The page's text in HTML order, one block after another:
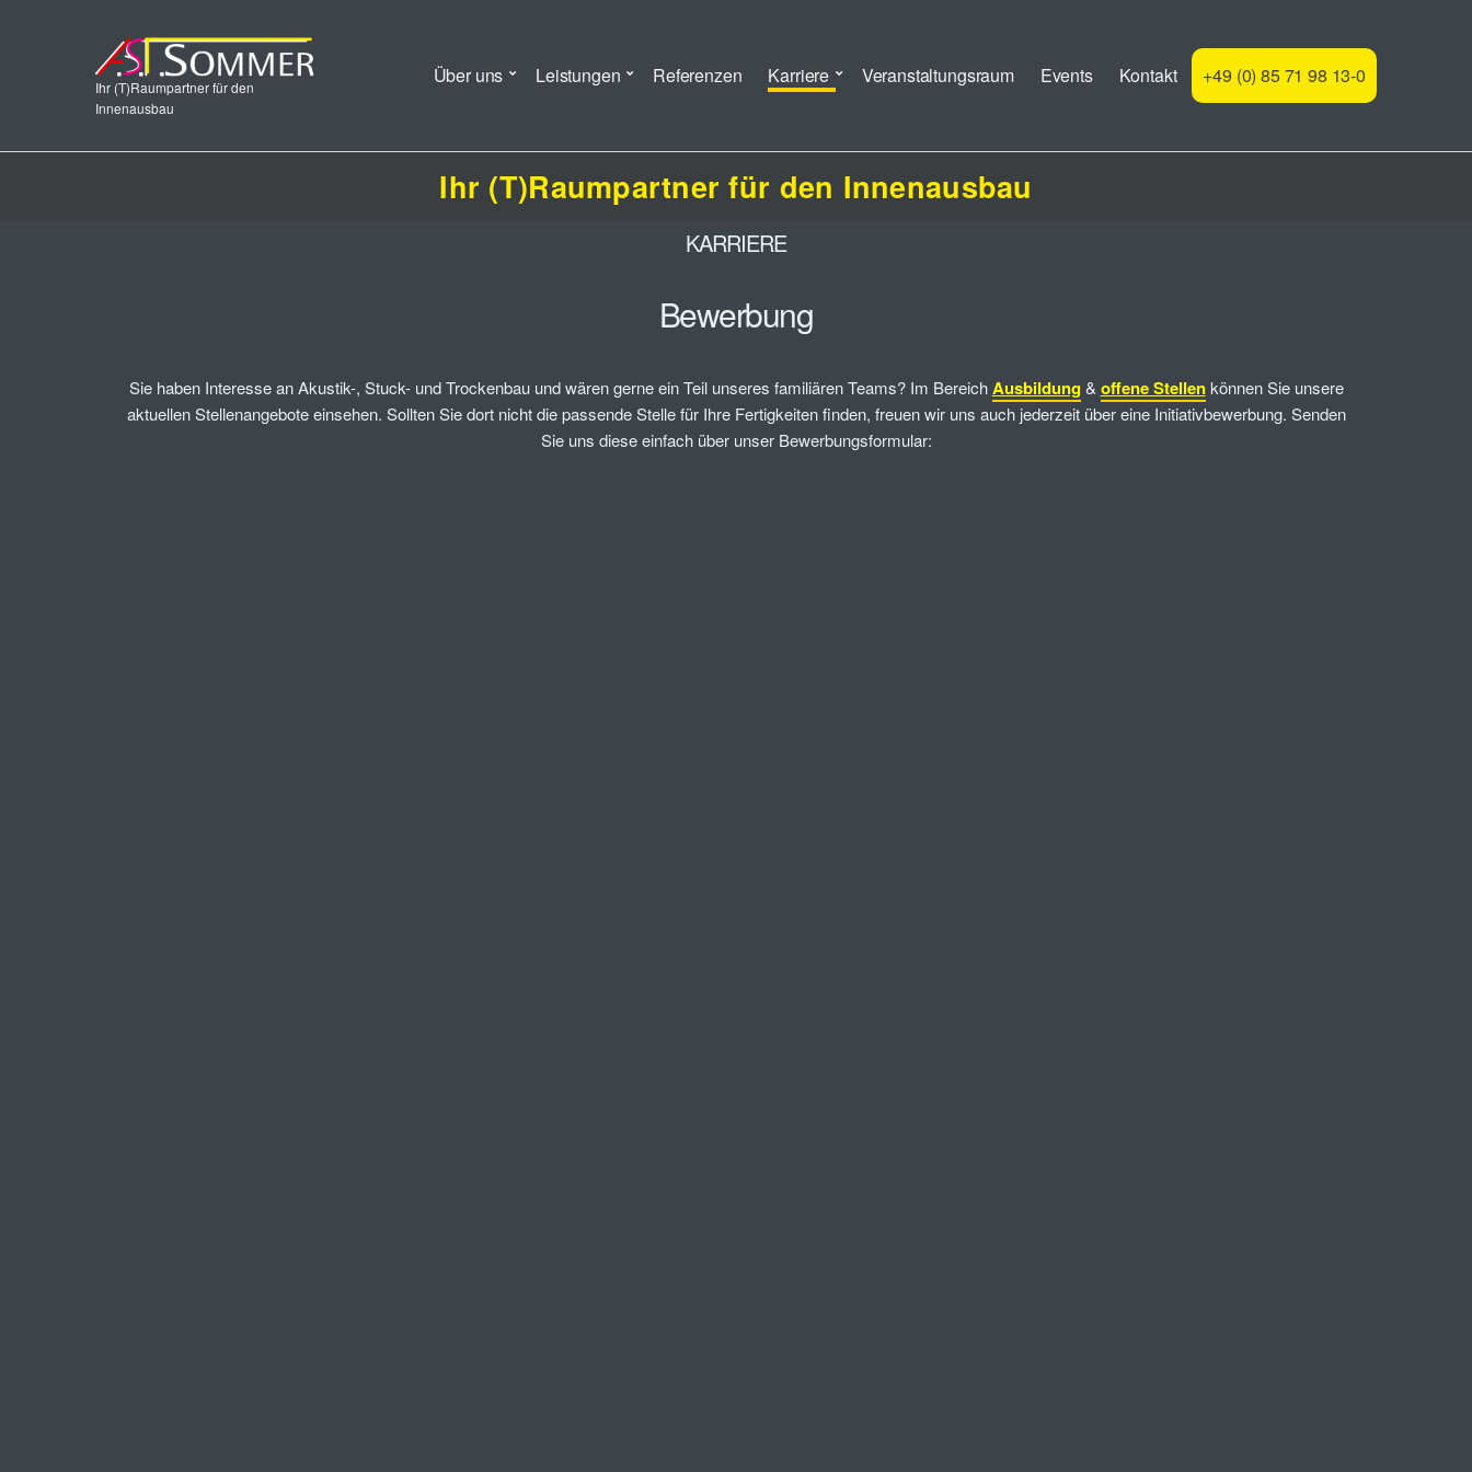
Ihr (T)Raumpartner für den
Innenausbau
Über uns Leistungen Referenzen Karriere Veranstaltungsraum Events Kontakt +49 (0) 85 71 98 13-0
Ihr (T)Raumpartner für den Innenausbau
KARRIERE
Bewerbung
Sie haben Interesse an Akustik-, Stuck- und Trockenbau und wären gerne ein Teil unseres familiären Teams? Im BereichAusbildung & offene Stellenkönnen Sie unsere
aktuellen Stellenangebote einsehen. Sollten Sie dort nicht die passende Stelle für Ihre Fertigkeiten finden, freuen wir uns auch jederzeit über eine Initiativbewerbung. Senden
Sie uns diese einfach über unser Bewerbungsformular: